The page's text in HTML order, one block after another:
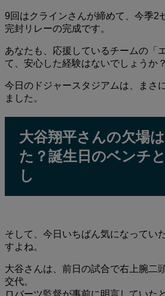
9回はクラインさんが締めて、今季2
完封リレーの完成です。
あなたも、応援しているチームの「
て、安心した経験はないでしょうか？
今日のドジャースタジアムは、まさ
ました。
大谷翔平さんの欠場
た？誕生日のベンチ
し
そして、今日いちばん気になってい
すよね。
大谷さんは、前日の試合で右上腕二
交代。